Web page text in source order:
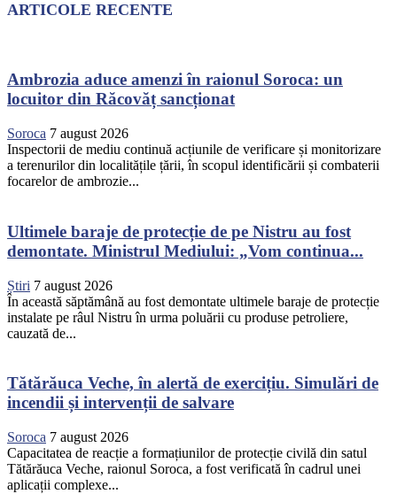
ARTICOLE RECENTE
Ambrozia aduce amenzi în raionul Soroca: un
locuitor din Răcovăț sancționat
Soroca 7 august 2026
Inspectorii de mediu continuă acțiunile de verificare și monitorizare
a terenurilor din localitățile țării, în scopul identificării și combaterii
focarelor de ambrozie...
Ultimele baraje de protecție de pe Nistru au fost
demontate. Ministrul Mediului: „Vom continua...
Știri 7 august 2026
În această săptămână au fost demontate ultimele baraje de protecție
instalate pe râul Nistru în urma poluării cu produse petroliere,
cauzată de...
Tătărăuca Veche, în alertă de exercițiu. Simulări de
incendii și intervenții de salvare
Soroca 7 august 2026
Capacitatea de reacție a formațiunilor de protecție civilă din satul
Tătărăuca Veche, raionul Soroca, a fost verificată în cadrul unei
aplicații complexe...